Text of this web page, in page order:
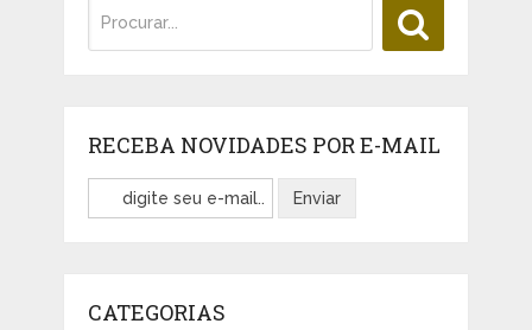
RECEBA NOVIDADES POR E-MAIL
CATEGORIAS